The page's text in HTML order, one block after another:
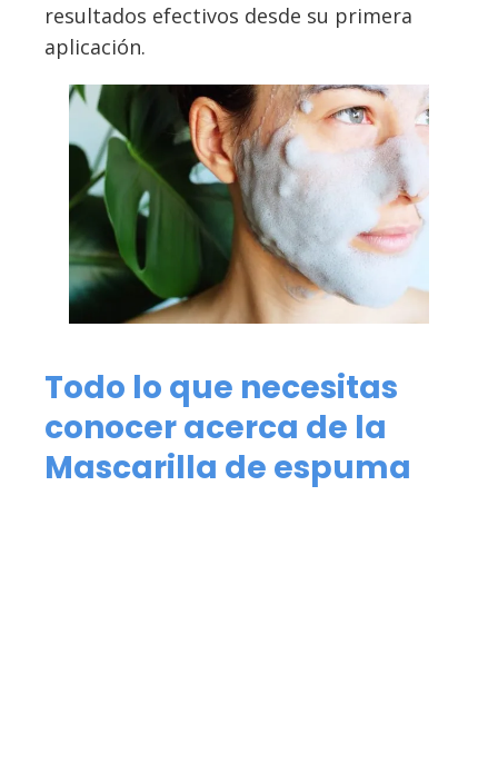
resultados efectivos desde su primera
aplicación.
Todo lo que necesitas
conocer acerca de la
Mascarilla de espuma